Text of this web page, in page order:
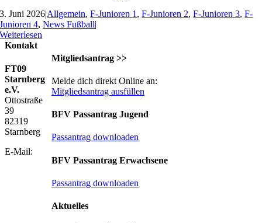
3. Juni 2026|Allgemein,F-Junioren 1 ,F-Junioren 2,F-Junioren 3,F-
Junioren 4,News Fußball|
Weiterlesen
Mitgliedsantrag >>
Melde dich direkt Online an:
Mitgliedsantrag ausfüllen
BFV Passantrag Jugend
Passantrag downloaden
BFV Passantrag Erwachsene
Passantrag downloaden
Aktuelles
Kontakt
FT09
Starnberg
e.V.
Ottostraße
39
82319
Starnberg
E-Mail: